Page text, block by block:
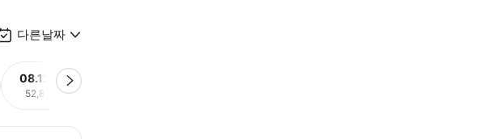
다른날짜
08.12(수)
52,828원